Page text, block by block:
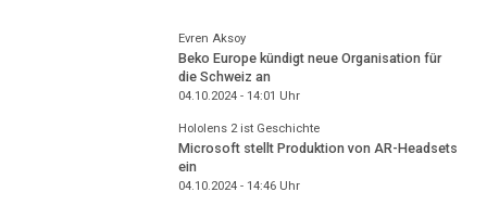
Evren Aksoy
Beko Europe kündigt neue Organisation für
die Schweiz an
04.10.2024 - 14:01 Uhr
Hololens 2 ist Geschichte
Microsoft stellt Produktion von AR-Headsets
ein
04.10.2024 - 14:46Uhr